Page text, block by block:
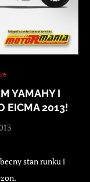
YAMAHY I
EICMA 2013!
stan runku i